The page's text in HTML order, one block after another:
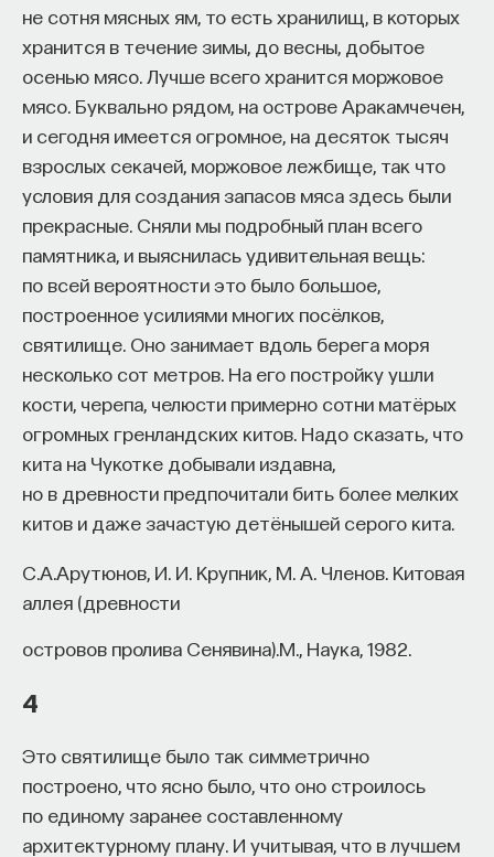
не сотня мясных ям, то есть хранилищ, в которых
хранится в течение зимы, до весны, добытое
осенью мясо. Лучше всего хранится моржовое
мясо. Буквально рядом, на острове Аракамчечен,
и сегодня имеется огромное, на десяток тысяч
взрослых секачей, моржовое лежбище, так что
условия для создания запасов мяса здесь были
прекрасные. Сняли мы подробный план всего
памятника, и выяснилась удивительная вещь:
по всей вероятности это было большое,
построенное усилиями многих посёлков,
святилище. Оно занимает вдоль берега моря
несколько сот метров. На его постройку ушли
кости, черепа, челюсти примерно сотни матёрых
огромных гренландских китов. Надо сказать, что
кита на Чукотке добывали издавна,
но в древности предпочитали бить более мелких
китов и даже зачастую детёнышей серого кита.
C.A.Арутюнов, И. И. Крупник, М. А. Членов. Китовая
аллея (древности
островов пролива Сенявина).М., Наука, 1982.
4
Это святилище было так симметрично
построено, что ясно было, что оно строилось
по единому заранее составленному
архитектурному плану. И учитывая, что в лучшем
ПАРТНЁР ПРОЕКТА
Что такое партнёрский материал?
Внеси свой вклад в дело
просвещения!